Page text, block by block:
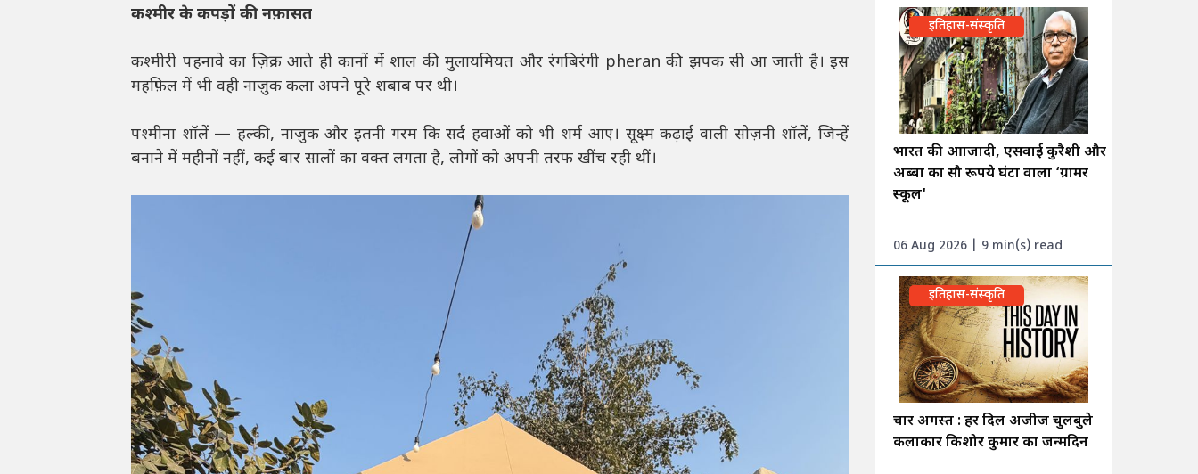
कश्मीर के कपड़ों की नफ़ासत
कश्मीरी पहनावे का ज़िक्र आते ही कानों में शाल की मुलायमियत और रंगबिरंगी pheran की झपक सी आ जाती है। इस
महफ़िल में भी वही नाज़ुक कला अपने पूरे शबाब पर थी।
पश्मीना शॉलें — हल्की, नाज़ुक और इतनी गरम कि सर्द हवाओं को भी शर्म आए। सूक्ष्म कढ़ाई वाली सोज़नी शॉलें, जिन्हें
बनाने में महीनों नहीं, कई बार सालों का वक्त लगता है, लोगों को अपनी तरफ खींच रही थीं।
इतिहास-संस्कृति
भारत की आाजादी, एसवाई कुरैशी और
अब्बा का सौ रूपये घंटा वाला ‘ग्रामर
स्कूल'
06 Aug 2026 | 9 min(s) read
इतिहास-संस्कृति
चार अगस्त : हर दिल अजीज चुलबुले
कलाकार किशोर कुमार का जन्मदिन